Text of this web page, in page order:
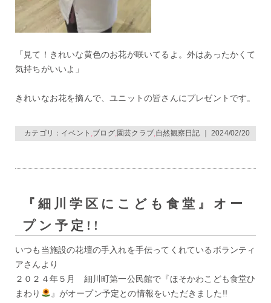
「見て！きれいな黄色のお花が咲いてるよ。外はあったかくて
気持ちがいいよ」
きれいなお花を摘んで、ユニットの皆さんにプレゼントです。
カテゴリ： イベント ブログ, 園芸クラブ, 自然観察日記 ｜ 2024/02/20
『細川学区にこども食堂』オー
プン予定!!
いつも当施設の花壇の手入れを手伝ってくれているボランティ
アさんより
２０２４年５月 細川町第一公民館で『ほそかわこども食堂ひ
まわり
』がオープン予定との情報をいただきました!!